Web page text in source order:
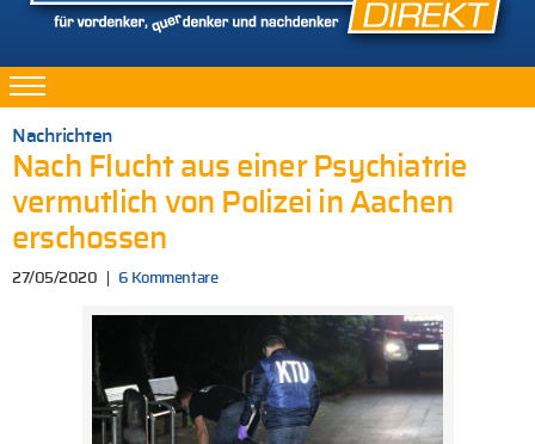
Nachrichten
Nach Flucht aus einer Psychiatrie
vermutlich von Polizei in Aachen
erschossen
27/05/2020 6 Kommentare